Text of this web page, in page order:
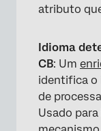
atributo
Idioma
CB: Um
identifica o
de
Usado